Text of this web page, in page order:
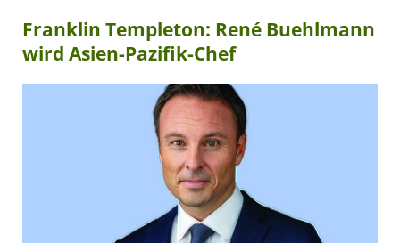
Franklin Templeton: René Buehlmann
wird Asien-Pazifik-Chef